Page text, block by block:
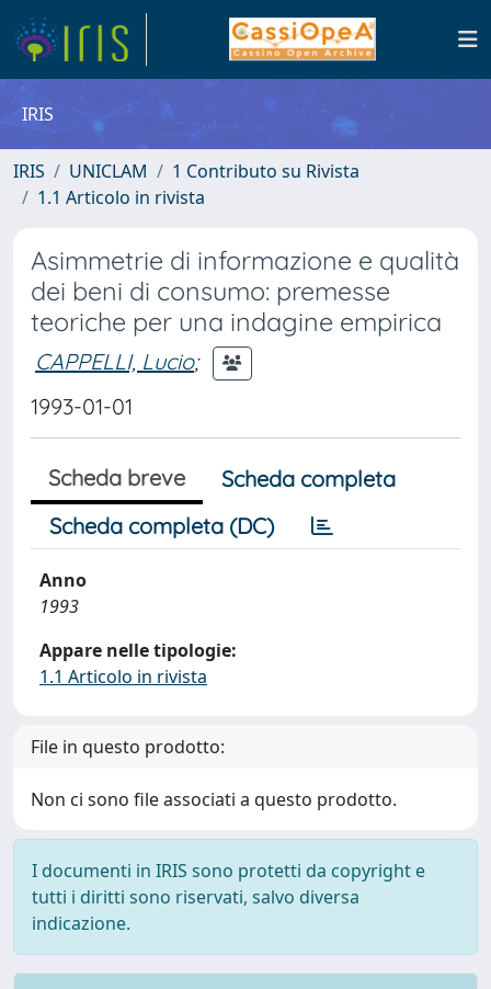
IRIS
IRIS UNICLAM
1 Contributo su Rivista
1.1 Articolo in rivista
Asimmetrie di informazione e qualità
dei beni di consumo: premesse
teoriche per una indagine empirica
CAPPELLI, Lucio;
1993-01-01
Scheda breve
Scheda completa
Scheda completa (DC)
Anno
1993
Appare nelle tipologie:
1.1 Articolo in rivista
File in questo prodotto:
Non ci sono file associati a questo prodotto.
I documenti in IRIS sono protetti da copyright e
tutti i diritti sono riservati, salvo diversa
indicazione.